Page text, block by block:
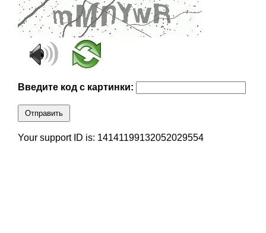
Введите код с картинки:
Отправить
Your support ID is: 14141199132052029554